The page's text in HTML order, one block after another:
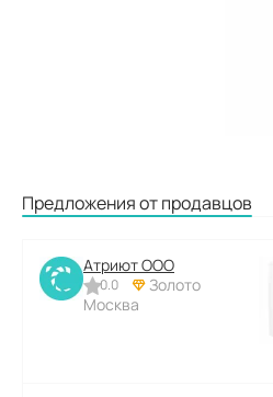
Предложения от продавцов
Атриют ООО
0.0
Золото
Москва